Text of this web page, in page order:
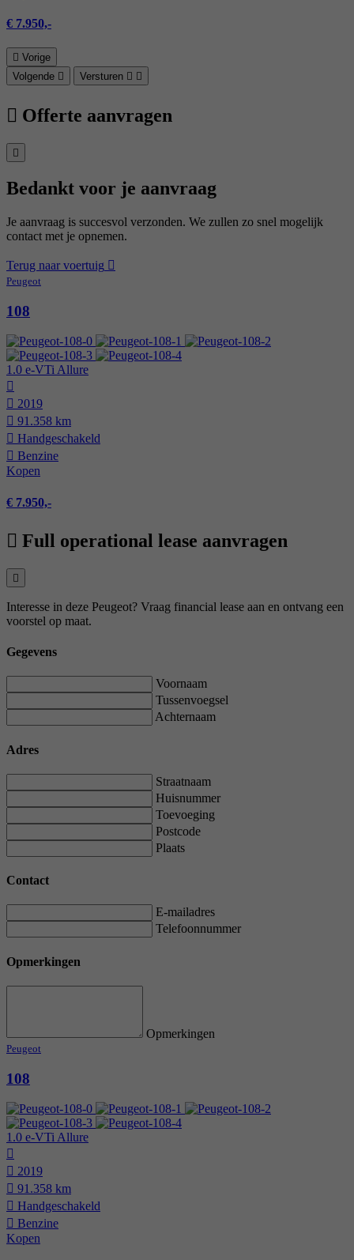
€ 7.950,-
Vorige
Volgende
Versturen
Offerte aanvragen
Bedankt voor je aanvraag
Je aanvraag is succesvol verzonden. We zullen zo snel mogelijk
contact met je opnemen.
Terug naar voertuig
Peugeot
108
1.0 e-VTi Allure
2019
91.358 km
Hand­geschakeld
Benzine
Kopen
€ 7.950,-
Full operational lease aanvragen
Interesse in deze Peugeot? Vraag financial lease aan en ontvang een
voorstel op maat.
Gegevens
Voornaam
Tussenvoegsel
Achternaam
Adres
Straatnaam
Huisnummer
Toevoeging
Postcode
Plaats
Contact
E-mailadres
Telefoonnummer
Opmerkingen
Opmerkingen
Peugeot
108
1.0 e-VTi Allure
2019
91.358 km
Hand­geschakeld
Benzine
Kopen